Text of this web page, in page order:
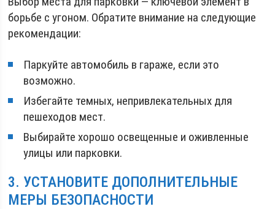
борьбе с угоном. Обратите внимание на следующие
рекомендации:
Паркуйте автомобиль в гараже, если это
возможно.
Избегайте темных, непривлекательных для
пешеходов мест.
Выбирайте хорошо освещенные и оживленные
улицы или парковки.
3. УСТАНОВИТЕ ДОПОЛНИТЕЛЬНЫЕ
МЕРЫ БЕЗОПАСНОСТИ